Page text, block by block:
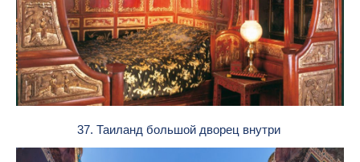
37. Таиланд большой дворец внутри